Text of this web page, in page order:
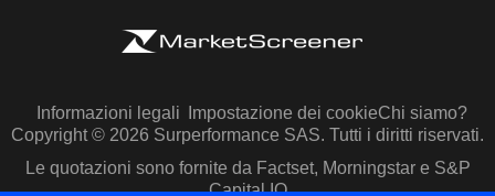
Informazioni legali Impostazione dei cookieChi siamo?
Copyright © 2026 Surperformance SAS. Tutti i diritti riservati.
Le quotazioni sono fornite da Factset, Morningstar e S&P
Capital IQ